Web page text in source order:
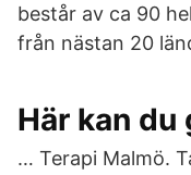
består av ca 90
från nästan 20
Här kan du
… Terapi Malmö.